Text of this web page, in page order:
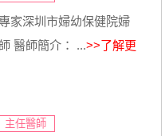
家深圳市婦幼保健院婦
醫師簡介： ...>>了解更
主任醫師